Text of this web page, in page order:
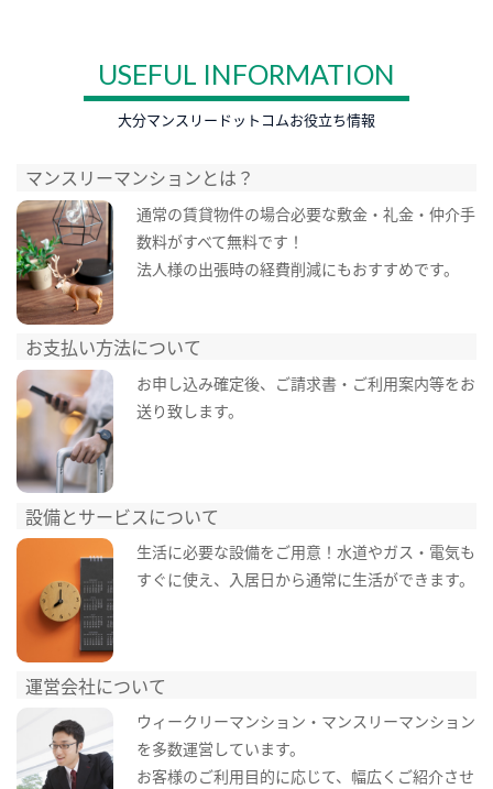
USEFUL INFORMATION
大分マンスリードットコムお役立ち情報
マンスリーマンションとは？
通常の賃貸物件の場合必要な敷金・礼金・仲介手
数料がすべて無料です！
法人様の出張時の経費削減にもおすすめです。
お支払い方法について
お申し込み確定後、ご請求書・ご利用案内等をお
送り致します。
設備とサービスについて
生活に必要な設備をご用意！水道やガス・電気も
すぐに使え、入居日から通常に生活ができます。
運営会社について
ウィークリーマンション・マンスリーマンション
を多数運営しています。
お客様のご利用目的に応じて、幅広くご紹介させ